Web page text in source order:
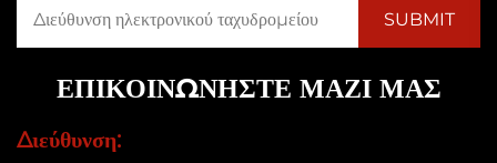
ΕΠΙΚΟΙΝΩΝΉΣΤΕ ΜΑΖΊ ΜΑΣ
Διεύθυνση: